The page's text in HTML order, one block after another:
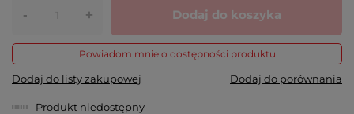
- + Dodaj do koszyka
Powiadom mnie o dostępności produktu
Dodaj do listy zakupowej Dodaj do porównania
Produkt niedostępny